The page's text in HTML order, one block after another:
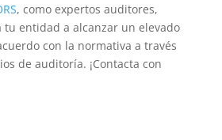
, como expertos auditores,
tu entidad a alcanzar un elevado
con la normativa a través
de auditoría. ¡Contacta con